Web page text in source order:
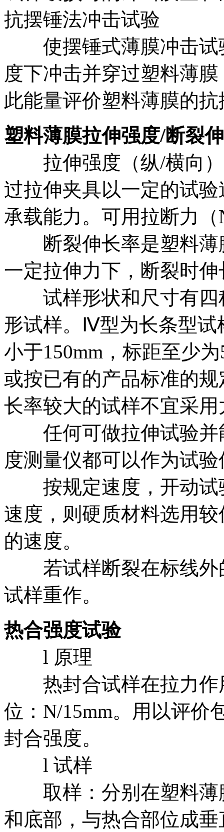
抗摆锤法冲击试验
使摆锤式薄膜冲击试
度下冲击并穿过塑料薄
此能量评价塑料薄膜的
塑料薄膜拉伸强度/断裂
拉伸强度（纵/横向）
过拉伸夹具以一定的试
承载能力。可用拉断力
断裂伸长率是塑料薄
一定拉伸力下，断裂时
试样形状和尺寸有四
形试样。Ⅳ型为长条型试
小于150mm，标距至少
或按已有的产品标准的
长率较大的试样不宜采
任何可做拉伸试验并
度测量仪都可以作为试
按规定速度，开动试
速度，则硬质材料选用
的速度。
若试样断裂在标线外
试样重作。
热合强度试验
l 原理
热封合试样在拉力作
位：N/15mm。用以评价
封合强度。
l 试样
取样：分别在塑料薄
和底部，与热合部位成